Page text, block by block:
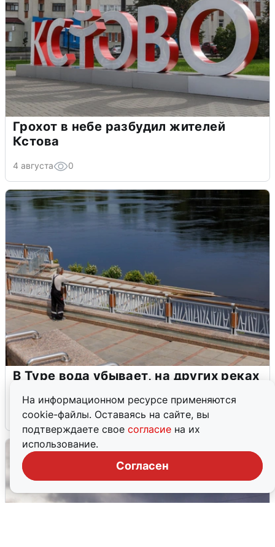
На информационном ресурсе применяются
cookie-файлы. Оставаясь на сайте, вы
подтверждаете свое согласие на их
использование.
Согласен
Грохот в небе разбудил жителей
Кстова
4 августа 0
В Туре вода убывает, на других реках
4 августа 0